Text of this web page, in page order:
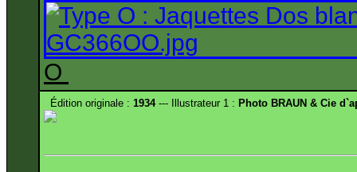
O
Édition originale : 1934--- Illustrateur 1 : Photo BRAUN & Cie